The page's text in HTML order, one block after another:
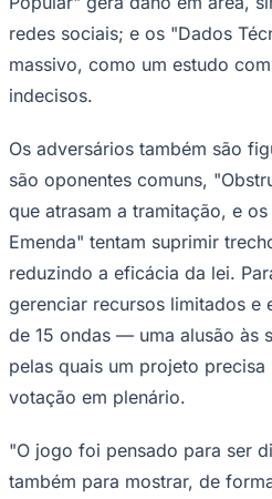
Flamengo
redes sociais; e os "Dados
massivo, como um estudo
indecisos.
Os adversários também são
são oponentes comuns,
que atrasam a tramitação, e
Emenda" tentam suprimir
reduzindo a eficácia da lei.
gerenciar recursos limitados e
de 15 ondas — uma alusão às
pelas quais um projeto precisa
votação em plenário.
"O jogo foi pensado para ser
também para mostrar, de